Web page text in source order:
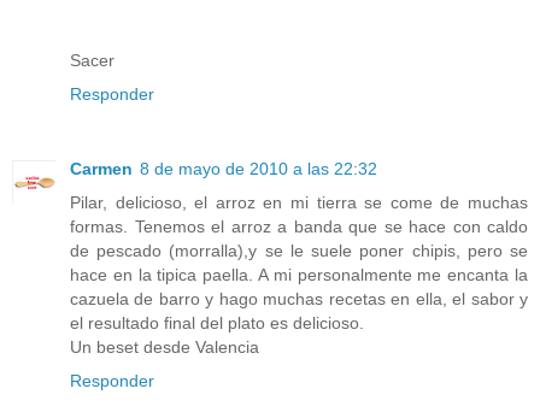
Sacer
Responder
Carmen 8 de mayo de 2010 a las 22:32
Pilar, delicioso, el arroz en mi tierra se come de muchas
formas. Tenemos el arroz a banda que se hace con caldo
de pescado (morralla),y se le suele poner chipis, pero se
hace en la tipica paella. A mi personalmente me encanta la
cazuela de barro y hago muchas recetas en ella, el sabor y
el resultado final del plato es delicioso.
Un beset desde Valencia
Responder